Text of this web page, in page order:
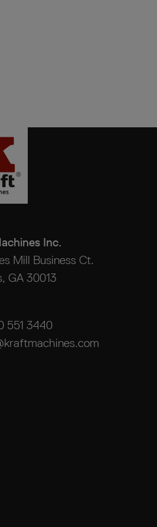
Inc.
Mill Business Ct.
GA 30013
551 3440